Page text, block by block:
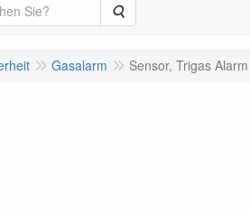
Suche
Gasalarm Sensor, Trigas Alarm